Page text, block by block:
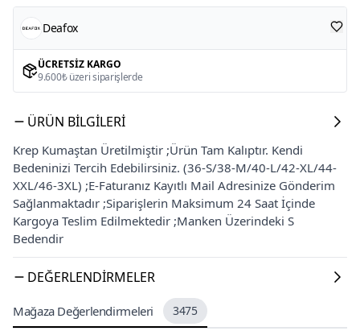
Deafox
ÜCRETSIZ KARGO
9.600₺ üzeri siparişlerde
ÜRÜN BILGILERI
Krep Kumaştan Üretilmiştir ;Ürün Tam Kalıptır. Kendi
Bedeninizi Tercih Edebilirsiniz. (36-S/38-M/40-L/42-XL/44-
XXL/46-3XL) ;E-Faturanız Kayıtlı Mail Adresinize Gönderim
Sağlanmaktadır ;Siparişlerin Maksimum 24 Saat İçinde
Kargoya Teslim Edilmektedir ;Manken Üzerindeki S
Bedendir
DEĞERLENDIRMELER
Mağaza Değerlendirmeleri 3475